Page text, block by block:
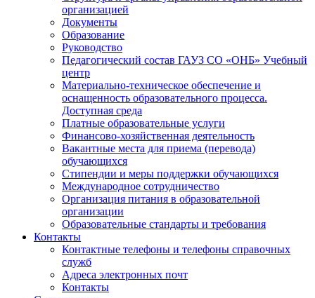
организацией
Документы
Образование
Руководство
Педагогический состав ГАУЗ СО «ОНБ» Учебный
центр
Материально-техническое обеспечение и
оснащенность образовательного процесса.
Доступная среда
Платные образовательные услуги
Финансово-хозяйственная деятельность
Вакантные места для приема (перевода)
обучающихся
Стипендии и меры поддержки обучающихся
Международное сотрудничество
Организация питания в образовательной
организации
Образовательные стандарты и требования
Контакты
Контактные телефоны и телефоны справочных
служб
Адреса электронных почт
Контакты